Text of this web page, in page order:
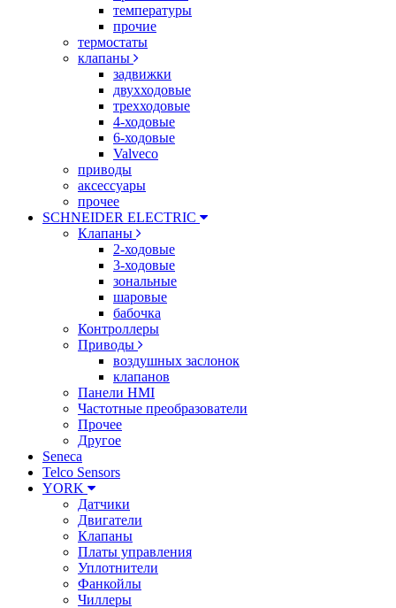
температуры
прочие
термостаты
клапаны
задвижки
двухходовые
трехходовые
4-ходовые
6-ходовые
Valveco
приводы
аксессуары
прочее
SCHNEIDER ELECTRIC
Клапаны
2-ходовые
3-ходовые
зональные
шаровые
бабочка
Контроллеры
Приводы
воздушных заслонок
клапанов
Панели HMI
Частотные преобразователи
Прочее
Другое
Seneca
Telco Sensors
YORK
Датчики
Двигатели
Клапаны
Платы управления
Уплотнители
Фанкойлы
Чиллеры